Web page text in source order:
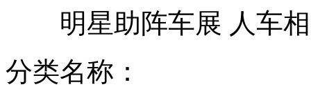
上海：开设男生班应对“阴盛阳衰”
明星助阵车展 人车相
分类名称：